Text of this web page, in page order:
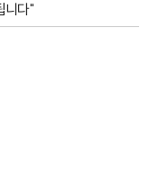
니다"